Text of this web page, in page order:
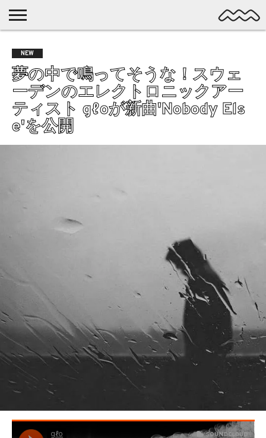
MUSIC
LATEST
POSTS
SPOTLIGHT
NYP
/ DL
DISCOVERY
POP
ALTERNATIVE
ELECTRONIC
SSW
FOLK
PSYCH
SYNTHPOP
NEW
夢の中で鳴ってそうな！スウェ
ーデンのエレクトロニックアー
ティスト gℓoが新曲'Nobody Els
e'を公開